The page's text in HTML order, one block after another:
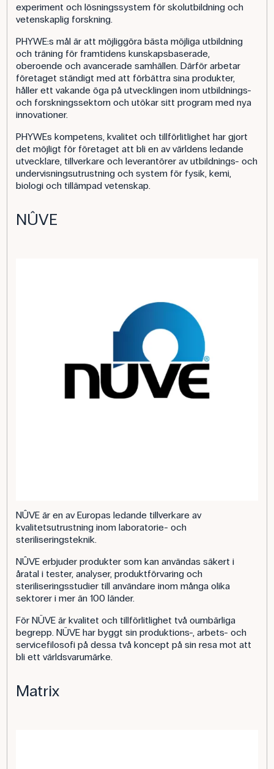
experiment och lösningssystem för skolutbildning och
vetenskaplig forskning.
PHYWE:s mål är att möjliggöra bästa möjliga utbildning
och träning för framtidens kunskapsbaserade,
oberoende och avancerade samhällen. Därför arbetar
företaget ständigt med att förbättra sina produkter,
håller ett vakande öga på utvecklingen inom utbildnings-
och forskningssektorn och utökar sitt program med nya
innovationer.
PHYWEs kompetens, kvalitet och tillförlitlighet har gjort
det möjligt för företaget att bli en av världens ledande
utvecklare, tillverkare och leverantörer av utbildnings- och
undervisningsutrustning och system för fysik, kemi,
biologi och tillämpad vetenskap.
NÛVE
NÛVE är en av Europas ledande tillverkare av
kvalitetsutrustning inom laboratorie- och
steriliseringsteknik.
NÛVE erbjuder produkter som kan användas säkert i
åratal i tester, analyser, produktförvaring och
steriliseringsstudier till användare inom många olika
sektorer i mer än 100 länder.
För NÜVE är kvalitet och tillförlitlighet två oumbärliga
begrepp. NÜVE har byggt sin produktions-, arbets- och
servicefilosofi på dessa två koncept på sin resa mot att
bli ett världsvarumärke.
Matrix